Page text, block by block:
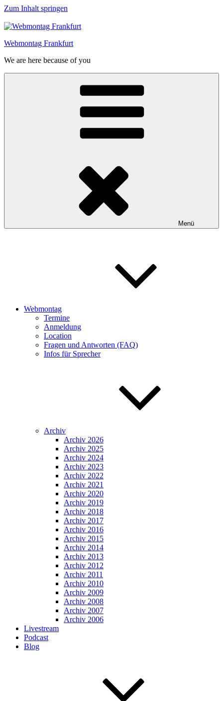
Zum Inhalt springen
Webmontag Frankfurt
We are here because of you
Menü
Webmontag
Termine
Anmeldung
Location
Fragen und Antworten (FAQ)
Infos für Sprecher
Archiv
Archiv 2026
Archiv 2025
Archiv 2024
Archiv 2023
Archiv 2022
Archiv 2021
Archiv 2020
Archiv 2019
Archiv 2018
Archiv 2017
Archiv 2016
Archiv 2015
Archiv 2014
Archiv 2013
Archiv 2012
Archiv 2011
Archiv 2010
Archiv 2009
Archiv 2008
Archiv 2007
Archiv 2006
Livestream
Podcast
Blog